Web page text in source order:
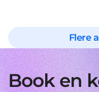
Flere
Book en